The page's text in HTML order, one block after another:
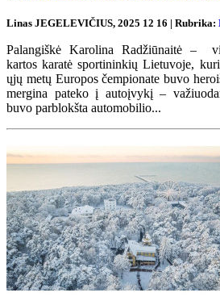
Linas JEGELEVIČIUS, 2025 12 16 | Rubrika:
Palangiškė Karolina Radžiūnaitė –
kartos karatė sportininkių Lietuvoje,
ųjų metų Europos čempionate buvo
mergina pateko į autoįvykį –
buvo parblokšta automobilio...